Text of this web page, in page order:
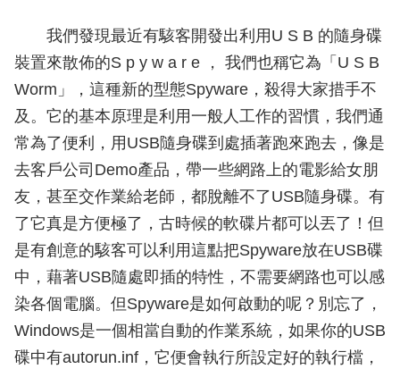
我們發現最近有駭客開發出利用U S B 的隨身碟
裝置來散佈的S p y w a r e ， 我們也稱它為「U S B
Worm」，這種新的型態Spyware，殺得大家措手不
及。它的基本原理是利用一般人工作的習慣，我們通
常為了便利，用USB隨身碟到處插著跑來跑去，像是
去客戶公司Demo產品，帶一些網路上的電影給女朋
友，甚至交作業給老師，都脫離不了USB隨身碟。有
了它真是方便極了，古時候的軟碟片都可以丟了！但
是有創意的駭客可以利用這點把Spyware放在USB碟
中，藉著USB隨處即插的特性，不需要網路也可以感
染各個電腦。但Spyware是如何啟動的呢？別忘了，
Windows是一個相當自動的作業系統，如果你的USB
碟中有autorun.inf，它便會執行所設定好的執行檔，